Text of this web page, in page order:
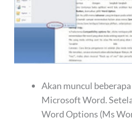
Akan muncul
Microsoft Word.
Word Options (Ms